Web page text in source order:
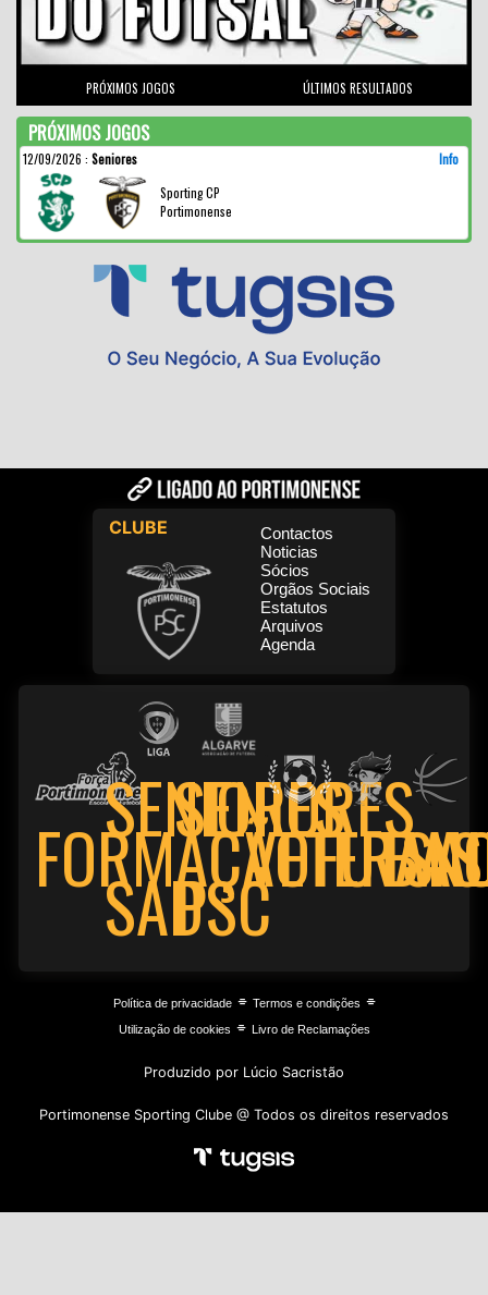
PRÓXIMOS JOGOS ÚLTIMOS RESULTADOS
PRÓXIMOS JOGOS
12/09/2026 : Seniores
Info
Sporting CP
Portimonense
CLUBE
Contactos
Noticias
Sócios
Orgãos Sociais
Estatutos
Arquivos
Agenda
FORMAÇÃO
SENIORES
SAD
SENIORES
PSC
Política de privacidade⌯ Termos e condições ⌯
Utilização de cookies ⌯ Livro de Reclamações
Produzido por Lúcio Sacristão
Portimonense Sporting Clube @ Todos os direitos reservados